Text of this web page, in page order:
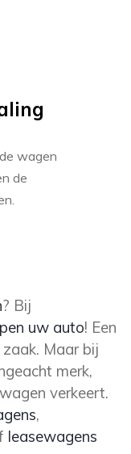
wagen
de
? Bij
uw auto! Een
Maar bij
merk,
verkeert.
,
leasewagens